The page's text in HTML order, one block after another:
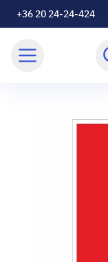
+36 20 24-24-424